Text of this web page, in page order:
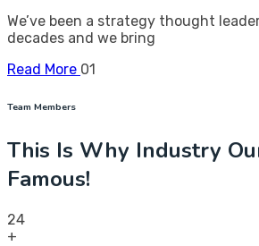
We’ve been a strategy thought
decades and we bring
Read More 01
Team Members
This Is Why Industry
Famous!
24
+